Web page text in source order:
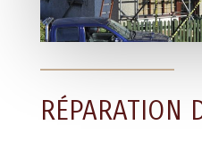
RÉPARATION